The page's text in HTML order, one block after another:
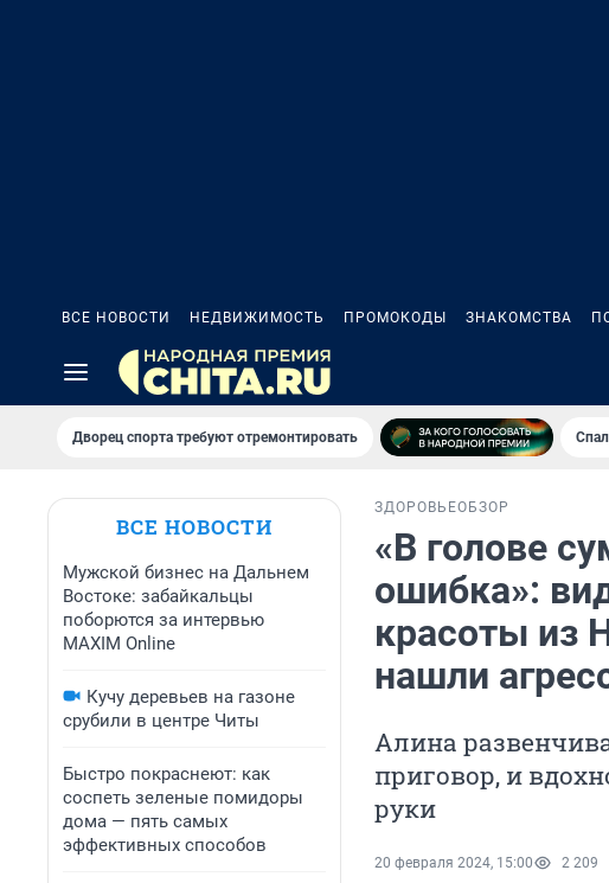
ВСЕ НОВОСТИ НЕДВИЖИМОСТЬ ПРОМОКОДЫ ЗНАКОМСТВА
Дворец спорта требуют отремонтировать
ВСЕ НОВОСТИ
Мужской бизнес на Дальнем
Востоке: забайкальцы
поборются за интервью
MAXIM Online
Кучу деревьев на газоне
срубили в центре Читы
Быстро покраснеют: как
соспеть зеленые помидоры
дома — пять самых
эффективных способов
ЗДОРОВЬЕОБЗОР
«В голове
ошибка»:
красоты из
нашли
Алина
приговор, и
руки
20 февраля 2024, 15:00 2 209